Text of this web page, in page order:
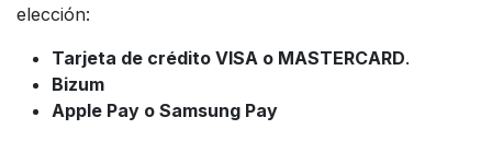
elección:
Tarjeta de crédito VISA o MASTERCARD.
Bizum
Apple Pay o Samsung Pay